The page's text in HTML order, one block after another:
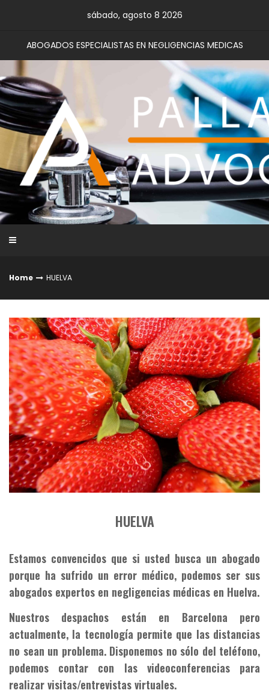
sábado, agosto 8 2026
ABOGADOS ESPECIALISTAS EN NEGLIGENCIAS MEDICAS
Home HUELVA
HUELVA
Estamos convencidos que si usted busca un abogado
porque ha sufrido un error médico, podemos ser sus
abogados expertos en negligencias médicas en Huelva.
Nuestros despachos están en Barcelona pero
actualmente, la tecnología permite que las distancias
no sean un problema. Disponemos no sólo del teléfono,
podemos contar con las videoconferencias para
realizar visitas/entrevistas virtuales.